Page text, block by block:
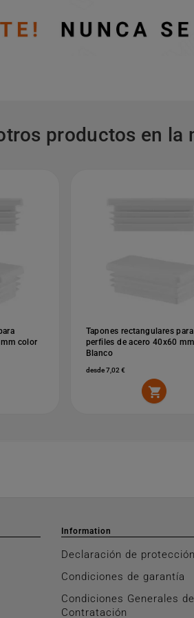
productos en la
color
Tapones rectangulares para
perfiles de acero 40x60
Blanco
desde 7,02 €

Information
Declaración de
Condiciones de garantía
Condiciones Generales de
Contratación